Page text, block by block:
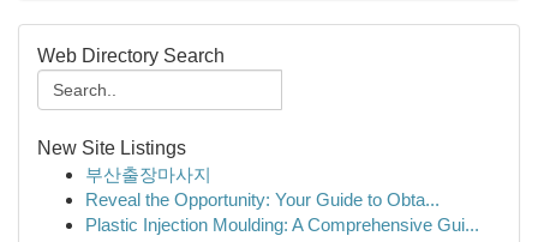
Web Directory Search
New Site Listings
부산출장마사지
Reveal the Opportunity: Your Guide to Obta...
Plastic Injection Moulding: A Comprehensive Gui...